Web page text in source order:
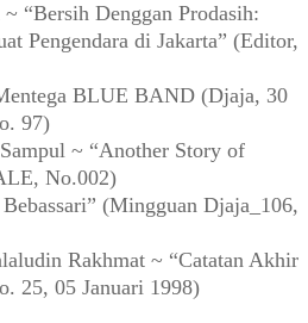
“Bersih Denggan Prodasih:
Pengendara di Jakarta” (Editor,
BLUE BAND (Djaja, 30
97)
~ “Another Story of
No.002)
(Mingguan Djaja_106,
Rakhmat ~ “Catatan Akhir
25, 05 Januari 1998)